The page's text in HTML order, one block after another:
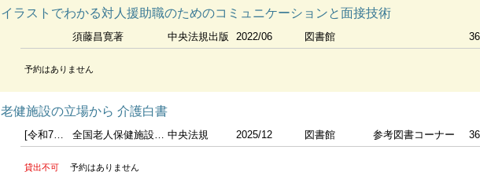
イラストでわかる対人援助職のためのコミュニケーションと面接技術
須藤昌寛著 中央法規出版 2022/06 図書館
予約はありません
老健施設の立場から 介護白書
[令和7年版] 全国老人保健施設協会編集 中央法規 2025/12 図書館 参考図書コーナー
貸出不可 予約はありません